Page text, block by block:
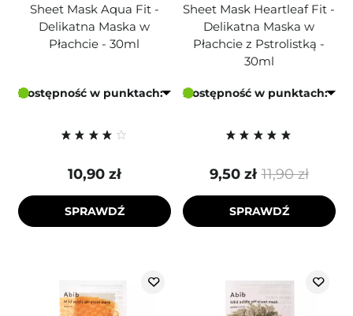
Sheet Mask Aqua Fit -
Delikatna Maska w
Płachcie - 30ml
Dostępność w punktach:
10,90 zł
SPRAWDŹ
Sheet Mask Heartleaf Fit -
Delikatna Maska w
Płachcie z Pstrolistką -
30ml
Dostępność w punktach:
11,90 zł
9,50 zł
SPRAWDŹ